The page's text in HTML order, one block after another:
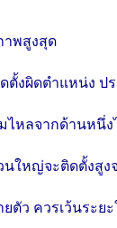
าพสูงสุด
งผิดตำแหน่ง ป
หลจากด้านหนึ่
ใหญ่จะติดตั้งสูง
ตัว ควรเว้นระย